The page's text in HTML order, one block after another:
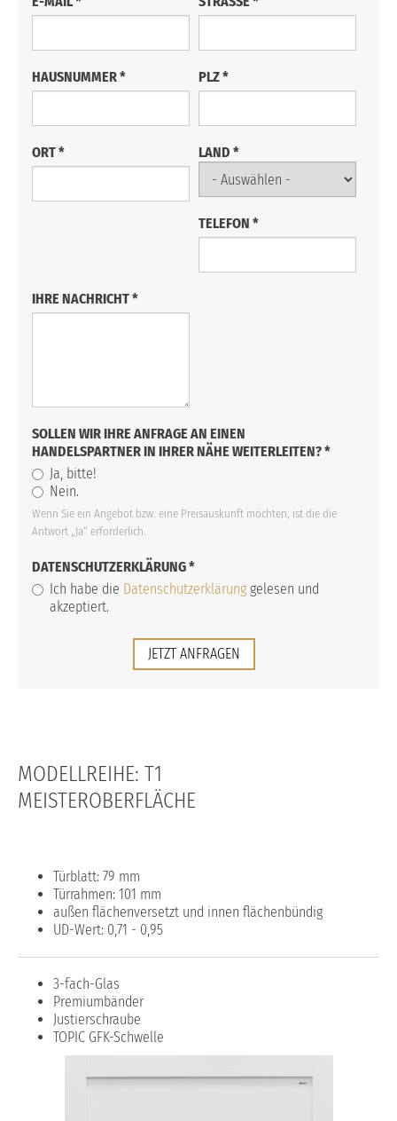
HAUSNUMMER* PLZ*
ORT* LAND *
TELEFON *
IHRE NACHRICHT*
SOLLEN WIR IHRE ANFRAGE AN EINEN
HANDELSPARTNER IN IHRER NÄHE WEITERLEITEN?*
Ja, bitte!
Nein.
Wenn Sie ein Angebot bzw. eine Preisauskunft möchten, ist die die
Antwort „Ja“ erforderlich.
DATENSCHUTZERKLÄRUNG*
Ich habe die Datenschutzerklärung gelesen und
akzeptiert.
JETZT ANFRAGEN
MODELLREIHE: T1
MEISTEROBERFLÄCHE
Türblatt: 79 mm
Türrahmen: 101 mm
außen flächenversetzt und innen flächenbündig
UD-Wert: 0,71 - 0,95
3-fach-Glas
Premiumbänder
Justierschraube
TOPIC GFK-Schwelle